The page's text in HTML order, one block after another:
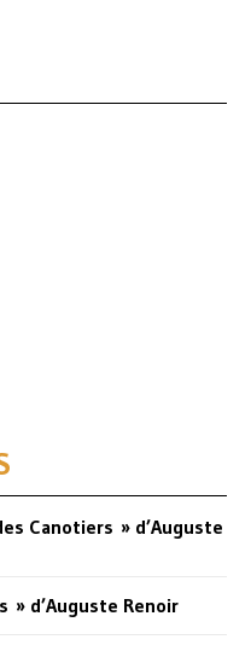
Canotiers » d’Auguste
» d’Auguste Renoir